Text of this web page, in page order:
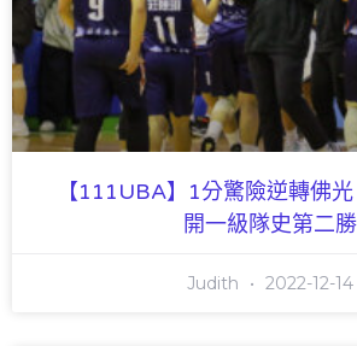
【111UBA】1分驚險逆轉佛
開一級隊史第二勝
Judith 2022-12-14